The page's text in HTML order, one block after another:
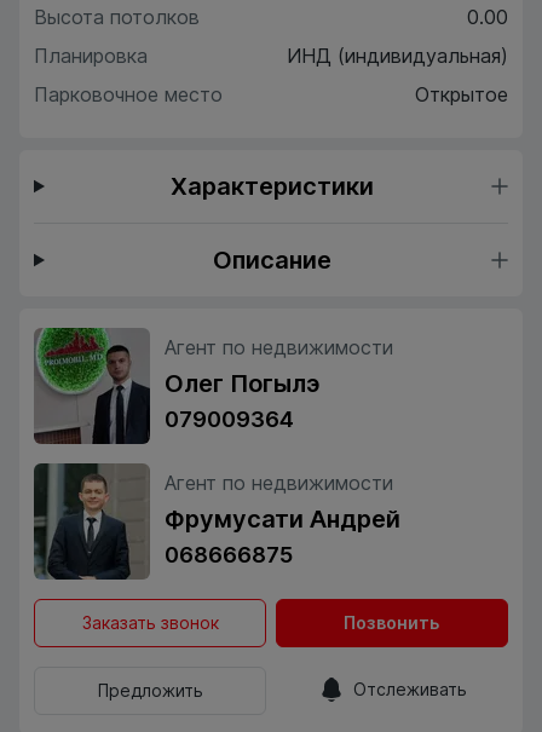
Высота потолков
0.00
Планировка
ИНД (индивидуальная)
Парковочное место
Открытое
Характеристики
Описание
Агент по недвижимости
Олег Погылэ
079009364
Агент по недвижимости
Фрумусати Андрей
068666875
Заказать звонок Позвонить
Предложить Отслеживать